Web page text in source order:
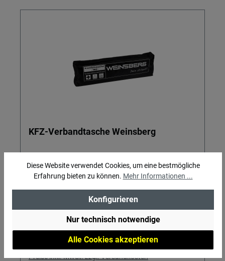
Diese Website verwendet Cookies, um eine bestmögliche
Erfahrung bieten zu können. Mehr Informationen ...
Alle Cookies akzeptieren
Nur technisch notwendige
Konfigurieren
KFZ-Verbandtasche Weinsberg
Regulärer Preis:
Preise inkl. MwSt. zzgl. Versandkosten